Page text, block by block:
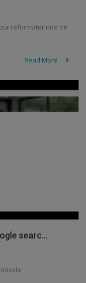
reformater une clé
Read More
searc...